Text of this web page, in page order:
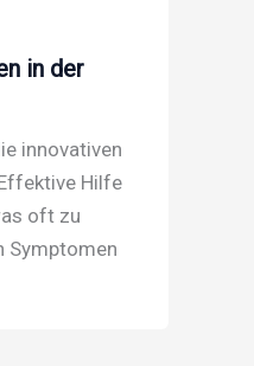
in der
innovativen
Hilfe
oft zu
Symptomen